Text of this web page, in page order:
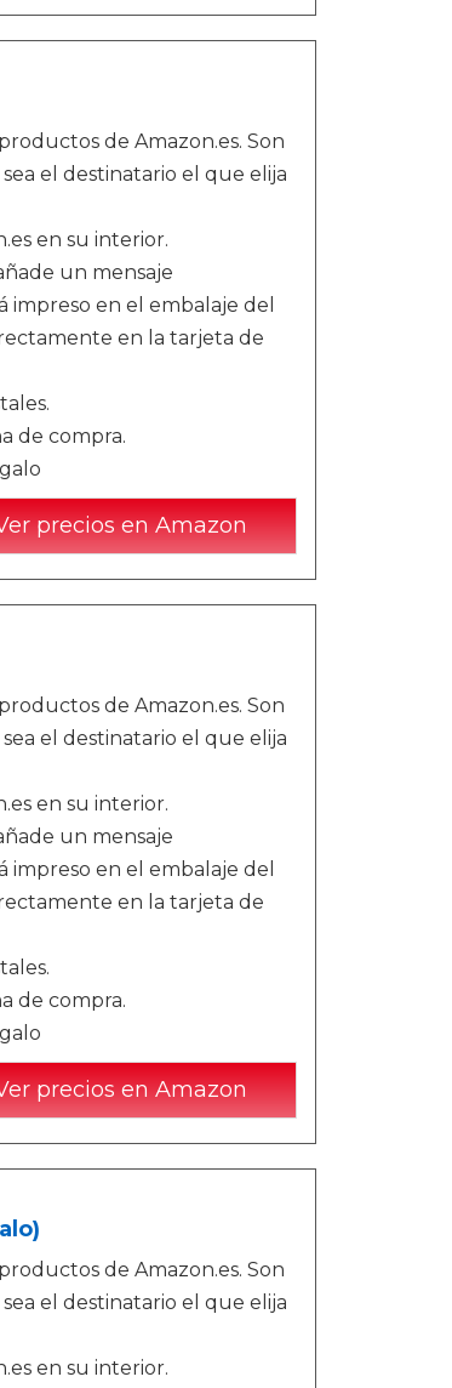
de Amazon.es. Son
el destinatario el que elija
en su interior.
un mensaje
en el embalaje del
en la tarjeta de
de compra.
precios en Amazon
de Amazon.es. Son
el destinatario el que elija
en su interior.
un mensaje
en el embalaje del
en la tarjeta de
de compra.
precios en Amazon
de Amazon.es. Son
el destinatario el que elija
en su interior.